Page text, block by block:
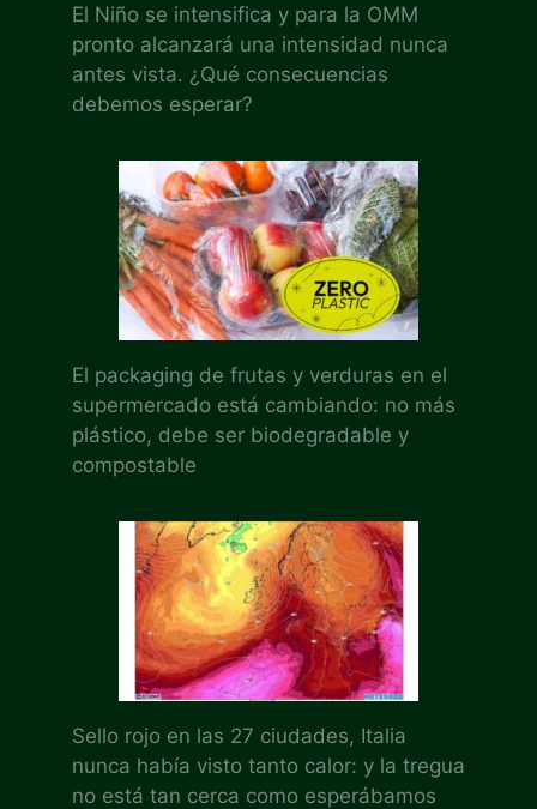
El Niño se intensifica y para la OMM
pronto alcanzará una intensidad nunca
antes vista. ¿Qué consecuencias
debemos esperar?
El packaging de frutas y verduras en el
supermercado está cambiando: no más
plástico, debe ser biodegradable y
compostable
Sello rojo en las 27 ciudades, Italia
nunca había visto tanto calor: y la tregua
no está tan cerca como esperábamos